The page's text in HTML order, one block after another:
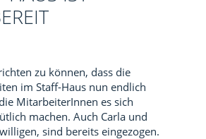
zu können, dass die
im Staff-Haus nun endlich
MitarbeiterInnen es sich
machen. Auch Carla und
sind bereits eingezogen.